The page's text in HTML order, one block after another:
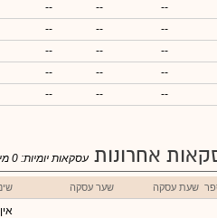
--
--
--
--
--
--
--
--
--
--
--
--
--
--
--
אחרונות עסקאות יומיות: 0
שעת עסקה שער עסקה